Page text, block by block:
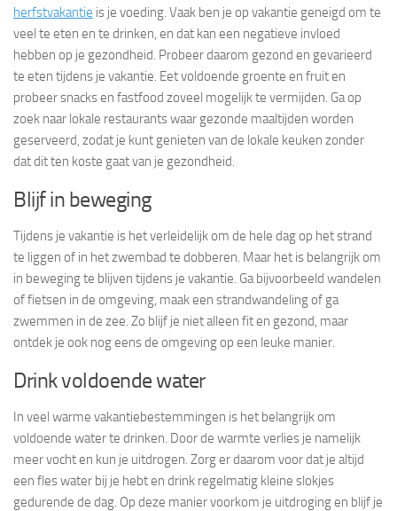
herfstvakantie is je voeding. Vaak ben je op vakantie geneigd om te
veel te eten en te drinken, en dat kan een negatieve invloed
hebben op je gezondheid. Probeer daarom gezond en gevarieerd
te eten tijdens je vakantie. Eet voldoende groente en fruit en
probeer snacks en fastfood zoveel mogelijk te vermijden. Ga op
zoek naar lokale restaurants waar gezonde maaltijden worden
geserveerd, zodat je kunt genieten van de lokale keuken zonder
dat dit ten koste gaat van je gezondheid.
Blijf in beweging
Tijdens je vakantie is het verleidelijk om de hele dag op het strand
te liggen of in het zwembad te dobberen. Maar het is belangrijk om
in beweging te blijven tijdens je vakantie. Ga bijvoorbeeld wandelen
of fietsen in de omgeving, maak een strandwandeling of ga
zwemmen in de zee. Zo blijf je niet alleen fit en gezond, maar
ontdek je ook nog eens de omgeving op een leuke manier.
Drink voldoende water
In veel warme vakantiebestemmingen is het belangrijk om
voldoende water te drinken. Door de warmte verlies je namelijk
meer vocht en kun je uitdrogen. Zorg er daarom voor dat je altijd
een fles water bij je hebt en drink regelmatig kleine slokjes
gedurende de dag. Op deze manier voorkom je uitdroging en blijf je